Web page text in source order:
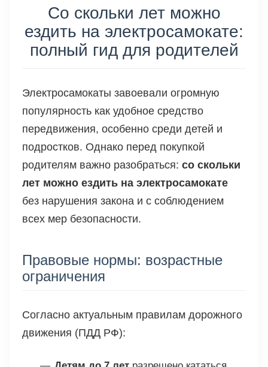
Со скольки лет можно
ездить на электросамокате:
полный гид для родителей
Электросамокаты завоевали огромную
популярность как удобное средство
передвижения, особенно среди детей и
подростков. Однако перед покупкой
родителям важно разобраться: со скольки
лет можно ездить на электросамокате
без нарушения закона и с соблюдением
всех мер безопасности.
Правовые нормы: возрастные
ограничения
Согласно актуальным правилам дорожного
движения (ПДД РФ):